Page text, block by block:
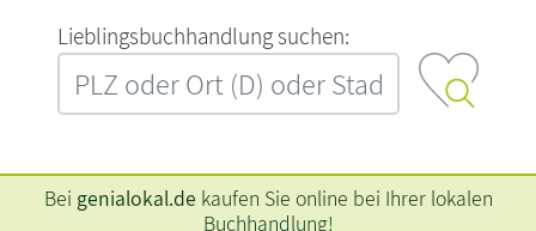
L‍i‍e‍b‍l‍i‍n‍g‍s‍b‍u‍c‍h‍h‍a‍n‍d‍l‍u‍n‍g‍ ‍s‍u‍c‍h‍e‍n‍:‍
Bei genialokal.de kaufen Sie online bei Ihrer lokalen
Buchhandlung!